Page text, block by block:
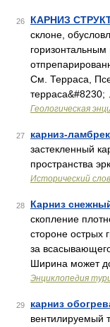
26 КАРНИЗ
склоне,
горизонтальным
См. Терраса,
терраса&#8230;
Геологическая
27 карниз-
застекленный
пространства
Исторический
28 Карниз
скопление
стороне острых
за
Ширина может
Энциклопедия
29 карниз
вентилируемый